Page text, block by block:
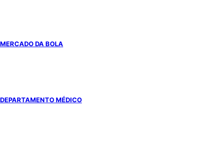
MERCADO DA BOLA
DEPARTAMENTO MÉDICO